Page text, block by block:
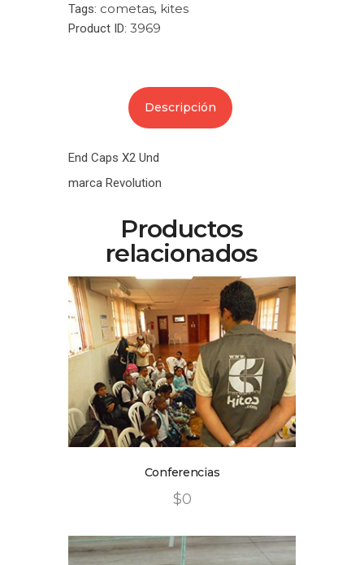
Tags: cometas, kites
Product ID: 3969
Descripción
End Caps X2 Und
marca Revolution
Productos
relacionados
Conferencias
$0